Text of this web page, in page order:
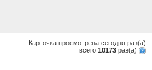
Карточка просмотрена сегодня раз(a)
всего 10173 раз(a)